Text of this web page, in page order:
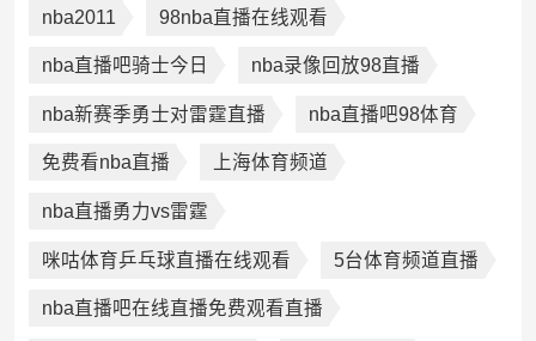
nba2011 98nba直播在线观看
nba直播吧骑士今日 nba录像回放98直播
nba新赛季勇士对雷霆直播 nba直播吧98体育
免费看nba直播 上海体育频道
nba直播勇力vs雷霆
咪咕体育乒乓球直播在线观看 5台体育频道直播
nba直播吧在线直播免费观看直播